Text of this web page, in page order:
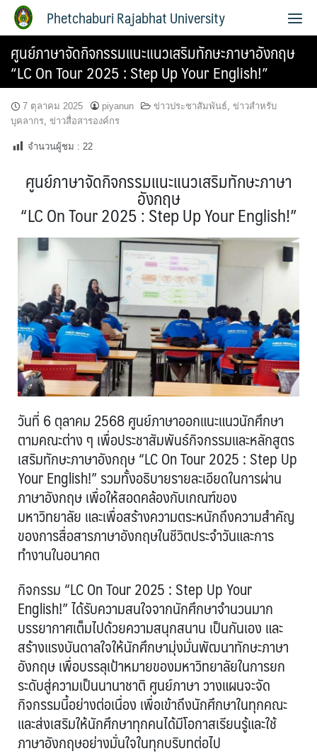
Phetchaburi Rajabhat University
ศูนย์ภาษาจัดกิจกรรมแนะแนวเสริมทักษะภาษาอังกฤษ
“LC On Tour 2025 : Step Up Your English!”
7 ตุลาคม 2025 piyanun ข่าวประชาสัมพันธ์, ข่าวสำหรับ
บุคลากร, ข่าวสื่อสารองค์กร
จำนวนผู้ชม : 22
ศูนย์ภาษาจัดกิจกรรมแนะแนวเสริมทักษะภาษา
อังกฤษ
“LC On Tour 2025 : Step Up Your English!”
วันที่ 6 ตุลาคม 2568 ศูนย์ภาษาออกแนะแนวนักศึกษา
ตามคณะต่าง ๆ เพื่อประชาสัมพันธ์กิจกรรมและหลักสูตร
เสริมทักษะภาษาอังกฤษ “LC On Tour 2025 : Step Up
Your English!” รวมทั้งอธิบายรายละเอียดในการผ่าน
ภาษาอังกฤษ เพื่อให้สอดคล้องกับเกณฑ์ของ
มหาวิทยาลัย และเพื่อสร้างความตระหนักถึงความสำคัญ
ของการสื่อสารภาษาอังกฤษในชีวิตประจำวันและการ
ทำงานในอนาคต
กิจกรรม “LC On Tour 2025 : Step Up Your
English!” ได้รับความสนใจจากนักศึกษาจำนวนมาก
บรรยากาศเต็มไปด้วยความสนุกสนาน เป็นกันเอง และ
สร้างแรงบันดาลใจให้นักศึกษามุ่งมั่นพัฒนาทักษะภาษา
อังกฤษ เพื่อบรรลุเป้าหมายของมหาวิทยาลัยในการยก
ระดับสู่ความเป็นนานาชาติ ศูนย์ภาษา วางแผนจะจัด
กิจกรรมนี้อย่างต่อเนื่อง เพื่อเข้าถึงนักศึกษาในทุกคณะ
และส่งเสริมให้นักศึกษาทุกคนได้มีโอกาสเรียนรู้และใช้
ภาษาอังกฤษอย่างมั่นใจในทุกบริบทต่อไป